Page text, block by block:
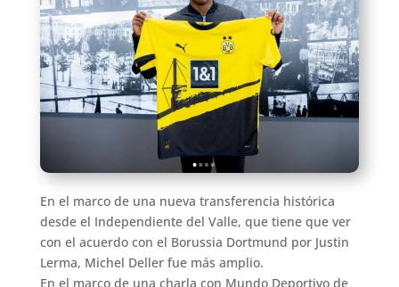
En el marco de una nueva transferencia histórica
desde el Independiente del Valle, que tiene que ver
con el acuerdo con el Borussia Dortmund por Justin
Lerma, Michel Deller fue más amplio.
En el marco de una charla con Mundo Deportivo de